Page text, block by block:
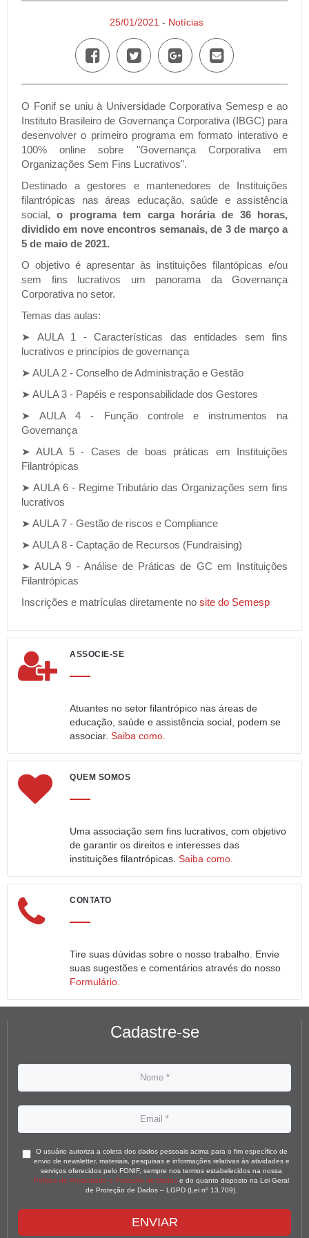
25/01/2021 - Notícias
O Fonif se uniu à Universidade Corporativa Semesp e ao
Instituto Brasileiro de Governança Corporativa (IBGC) para
desenvolver o primeiro programa em formato interativo e
100% online sobre "Governança Corporativa em
Organizações Sem Fins Lucrativos".
Destinado a gestores e mantenedores de Instituições
filantrópicas nas áreas educação, saúde e assistência
social,o programa tem carga horária de 36 horas,
dividido em nove encontros semanais, de 3 de março a
5 de maio de 2021.
O objetivo é apresentar às instituições filantópicas e/ou
sem fins lucrativos um panorama da Governança
Corporativa no setor.
Temas das aulas:
➤ AULA 1 - Características das entidades sem fins
lucrativos e princípios de governança
➤ AULA 2 - Conselho de Administração e Gestão
➤ AULA 3 - Papéis e responsabilidade dos Gestores
➤ AULA 4 - Função controle e instrumentos na
Governança
➤ AULA 5 - Cases de boas práticas em Instituições
Filantrópicas
➤ AULA 6 - Regime Tributário das Organizações sem fins
lucrativos
➤ AULA 7 - Gestão de riscos e Compliance
➤ AULA 8 - Captação de Recursos (Fundraising)
➤ AULA 9 - Análise de Práticas de GC em Instituições
Filantrópicas
Inscrições e matrículas diretamente no site do Semesp
ASSOCIE-SE
Atuantes no setor filantrópico nas áreas de
educação, saúde e assistência social, podem se
associar. Saiba como.
QUEM SOMOS
Uma associação sem fins lucrativos, com objetivo
de garantir os direitos e interesses das
instituições filantrópicas. Saiba como.
CONTATO
Tire suas dúvidas sobre o nosso trabalho. Envie
suas sugestões e comentários através do nosso
Formulário.
Cadastre-se
O usuário autoriza a coleta dos dados pessoais acima para o fim específico de
envio de newsletter, materiais, pesquisas e informações relativas às atividades e
serviços oferecidos pelo FONIF, sempre nos termos estabelecidos na nossa
Política de Privacidade e Proteção de Dados e do quanto disposto na Lei Geral
de Proteção de Dados – LGPD (Lei nº 13.709).
ENVIAR